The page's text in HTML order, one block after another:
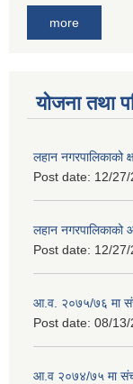
more
योजना तथा
लहान नगरपालिकाको
Post date: 12/
लहान
Post date: 12/27/
आ.व. २०७५/७६ मा
Post date: 08/13/
आ.व २०७४/७५ मा